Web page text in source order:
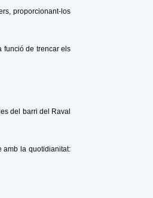
proporcionant-los
funció de trencar els
del barri del Raval
amb la quotidianitat: